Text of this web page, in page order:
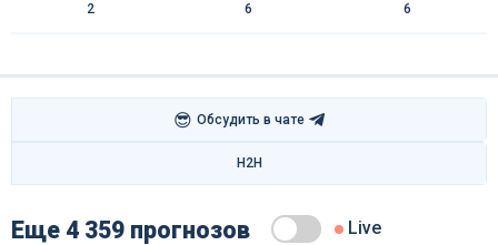
2 6 6
😎 Обсудить в чате
H2H
Еще 4 359 прогнозов Live